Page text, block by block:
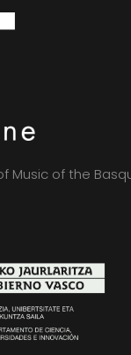
Music of the